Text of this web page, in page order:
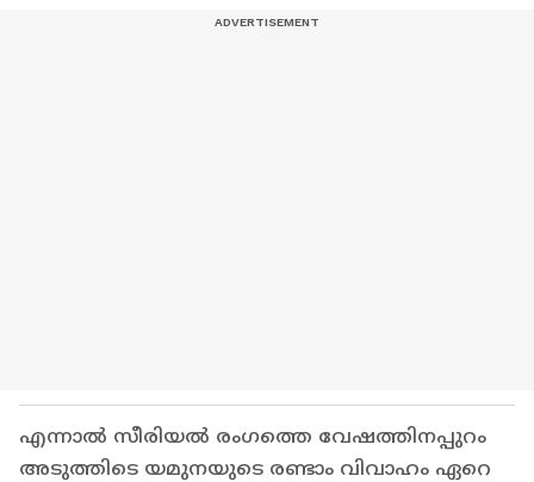
എന്നാല്‍ സീരിയല്‍ രംഗത്തെ വേഷത്തിനപ്പുറം
അടുത്തിടെ യമുനയുടെ രണ്ടാം വിവാഹം ഏറെ